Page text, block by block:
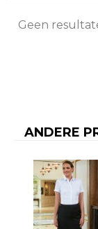
Geen
ANDERE